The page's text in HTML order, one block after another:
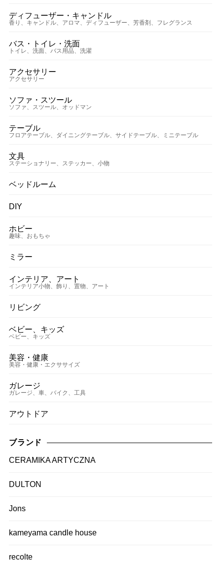
ディフューザー・キャンドル
香り、キャンドル、アロマ、ディフューザー、芳香剤、フレグランス
バス・トイレ・洗面
トイレ、洗面、バス用品、洗濯
アクセサリー
アクセサリー
ソファ・スツール
ソファ、スツール、オッドマン
テーブル
フロアテーブル、ダイニングテーブル、サイドテーブル、ミニテーブル
文具
ステーショナリー、ステッカー、小物
ベッドルーム
DIY
ホビー
趣味、おもちゃ
ミラー
インテリア、アート
インテリア小物、飾り、置物、アート
リビング
ベビー、キッズ
ベビー、キッズ
美容・健康
美容・健康・エクササイズ
ガレージ
ガレージ、車、バイク、工具
アウトドア
ブランド
CERAMIKA ARTYCZNA
DULTON
Jons
kameyama candle house
recolte